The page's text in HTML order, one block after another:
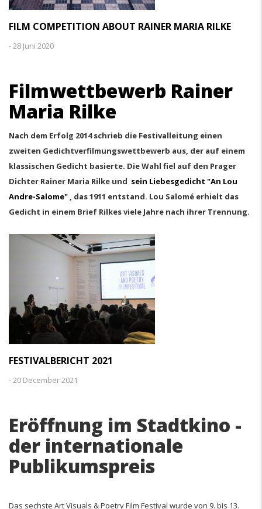
FILM COMPETITION ABOUT RAINER MARIA RILKE
-28 Juni 2020
Filmwettbewerb Rainer
Maria Rilke
Nach dem Erfolg 2014 schrieb die Festivalleitung einen
zweiten Gedichtverfilmungswettbewerb aus, der auf einem
klassischen Gedicht basierte. Die Wahl fiel auf den Prager
Dichter Rainer Maria Rilke und sein Liebesgedicht "An Lou
Andre-Salome" , das 1911 entstand. Lou Salomé erhielt das
Gedicht in einem Brief Rilkes viele Jahre nach ihrer Trennung.
FESTIVALBERICHT 2021
-20 December 2021
Eröffnung im Stadtkino -
der internationale
Publikumspreis
Das sechste Art Visuals & Poetry Film Festival wurde von 9. bis 13.